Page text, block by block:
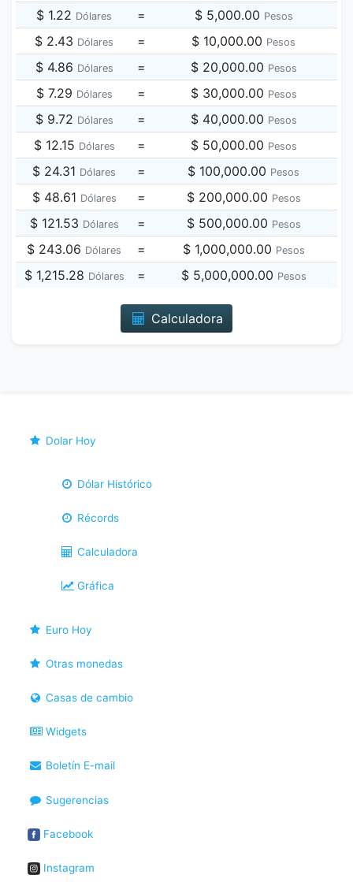
$ 1.22 Dólares = $ 5,000.00 Pesos
$ 2.43 Dólares = $ 10,000.00 Pesos
$ 4.86 Dólares = $ 20,000.00 Pesos
$ 7.29 Dólares = $ 30,000.00 Pesos
$ 9.72 Dólares = $ 40,000.00 Pesos
$ 12.15 Dólares = $ 50,000.00 Pesos
$ 24.31 Dólares = $ 100,000.00 Pesos
$ 48.61 Dólares = $ 200,000.00 Pesos
$ 121.53 Dólares = $ 500,000.00 Pesos
$ 243.06 Dólares = $ 1,000,000.00 Pesos
$ 1,215.28 Dólares = $ 5,000,000.00 Pesos
Calculadora
Dolar Hoy
Dólar Histórico
Récords
Calculadora
Gráfica
Euro Hoy
Otras monedas
Casas de cambio
Widgets
Boletín E-mail
Sugerencias
Facebook
Instagram